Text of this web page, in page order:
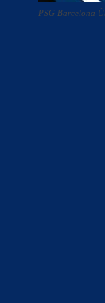
PSG Barcelona